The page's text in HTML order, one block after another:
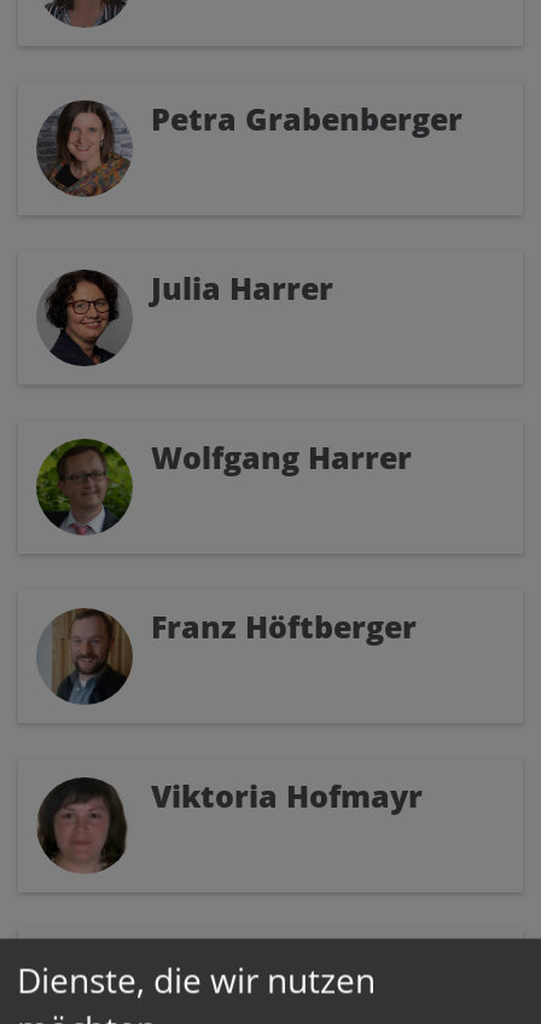
Petra Grabenberger
Julia Harrer
Wolfgang Harrer
Franz Höftberger
Viktoria Hofmayr
Christiane Kössldorfer
Dienste, die wir nutzen